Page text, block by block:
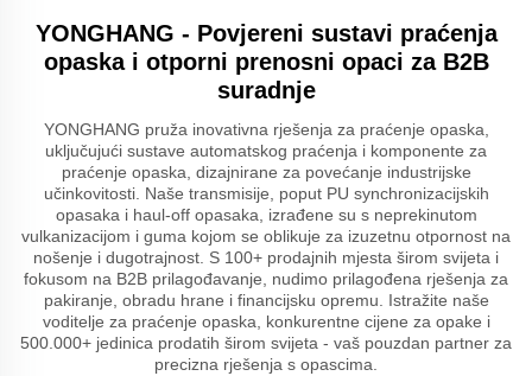
YONGHANG - Povjereni sustavi praćenja
opaska i otporni prenosni opaci za B2B
suradnje
YONGHANG pruža inovativna rješenja za praćenje opaska,
uključujući sustave automatskog praćenja i komponente za
praćenje opaska, dizajnirane za povećanje industrijske
učinkovitosti. Naše transmisije, poput PU synchronizacijskih
opasaka i haul-off opasaka, izrađene su s neprekinutom
vulkanizacijom i guma kojom se oblikuje za izuzetnu otpornost na
nošenje i dugotrajnost. S 100+ prodajnih mjesta širom svijeta i
fokusom na B2B prilagođavanje, nudimo prilagođena rješenja za
pakiranje, obradu hrane i financijsku opremu. Istražite naše
voditelje za praćenje opaska, konkurentne cijene za opake i
500.000+ jedinica prodatih širom svijeta - vaš pouzdan partner za
precizna rješenja s opascima.